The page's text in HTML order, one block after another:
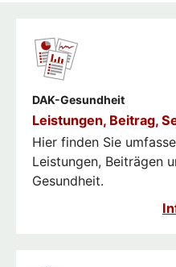
DAK-Gesundheit
Leistungen, Beitrag,
Hier finden Sie
Leistungen, Beiträgen
Gesundheit.